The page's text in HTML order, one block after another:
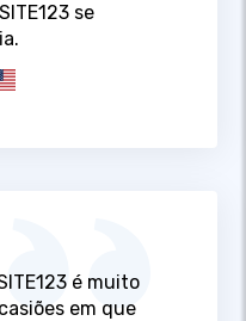
se
é muito
em que